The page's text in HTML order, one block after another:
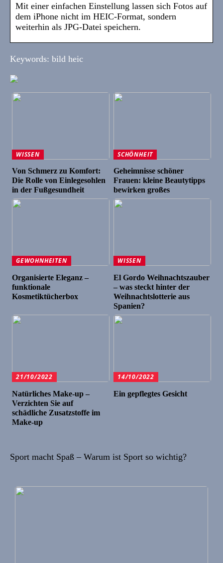
Mit einer einfachen Einstellung lassen sich Fotos auf
dem iPhone nicht im HEIC-Format, sondern
weiterhin als JPG-Datei speichern.
Keywords: bild heic
WISSEN
Von Schmerz zu Komfort:
Die Rolle von Einlegesohlen
in der Fußgesundheit
SCHÖNHEIT
Geheimnisse schöner
Frauen: kleine Beautytipps
bewirken großes
GEWOHNHEITEN
Organisierte Eleganz –
funktionale
Kosmetiktücherbox
WISSEN
El Gordo Weihnachtszauber
– was steckt hinter der
Weihnachtslotterie aus
Spanien?
21/10/2022
Natürliches Make-up –
Verzichten Sie auf
schädliche Zusatzstoffe im
Make-up
14/10/2022
Ein gepflegtes Gesicht
Sport macht Spaß – Warum ist Sport so wichtig?